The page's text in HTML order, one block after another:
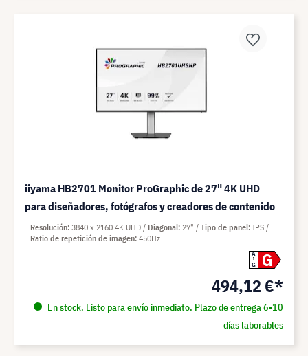
iiyama HB2701 Monitor ProGraphic de 27" 4K UHD
para diseñadores, fotógrafos y creadores de contenido
A
G
G
494,12 €*
En stock. Listo para envío inmediato. Plazo de entrega 6-10
días laborables
Resolución 3840 x 2160 4K UHD Diagonal 27" Tipo de panel IPS
Ratio de repetición de imagen 450Hz